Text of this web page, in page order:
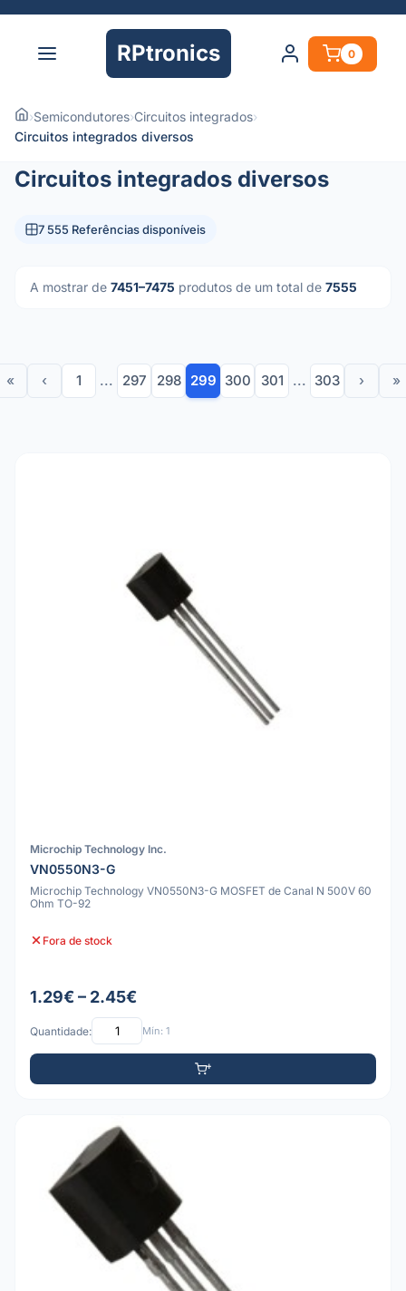
RPtronics 0
›Semicondutores›Circuitos integrados›
Circuitos integrados diversos
Circuitos integrados diversos
7 555 Referências disponíveis
A mostrar de 7451–7475 produtos de um total de 7555
« ‹ 1 ... 297 298 299 300 301 ... 303 › »
Microchip Technology Inc.
VN0550N3-G
Microchip Technology VN0550N3-G MOSFET de Canal N 500V 60
Ohm TO-92
Fora de stock
1.29€ – 2.45€
Quantidade: Mín: 1